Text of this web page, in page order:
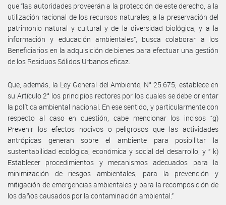
que “las autoridades proveerán a la protección de este derecho, a la
utilización racional de los recursos naturales, a la preservación del
patrimonio natural y cultural y de la diversidad biológica, y a la
información y educación ambientales”, busca colaborar a los
Beneficiarios en la adquisición de bienes para efectuar una gestión
de los Residuos Sólidos Urbanos eficaz.
Que, además, la Ley General del Ambiente, N° 25.675, establece en
su Artículo 2° los principios rectores por los cuales se debe orientar
la política ambiental nacional. En ese sentido, y particularmente con
respecto al caso en cuestión, cabe mencionar los incisos “g)
Prevenir los efectos nocivos o peligrosos que las actividades
antrópicas generan sobre el ambiente para posibilitar la
sustentabilidad ecológica, económica y social del desarrollo; y “ k)
Establecer procedimientos y mecanismos adecuados para la
minimización de riesgos ambientales, para la prevención y
mitigación de emergencias ambientales y para la recomposición de
los daños causados por la contaminación ambiental.”